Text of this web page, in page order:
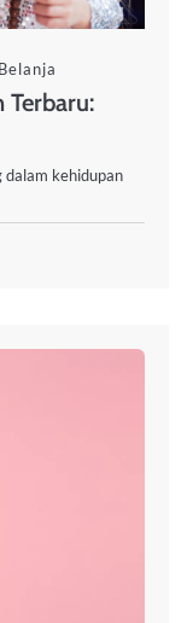
Terbaru:
dalam kehidupan